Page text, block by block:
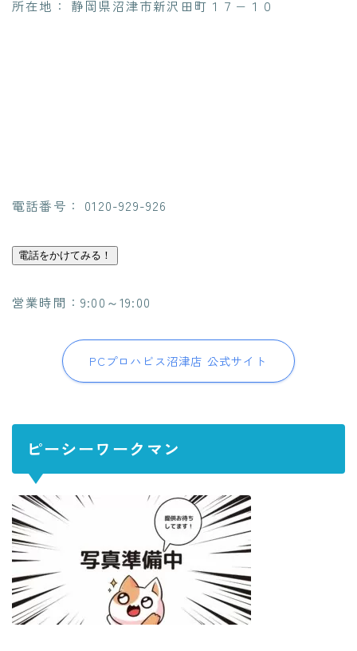
所在地： 静岡県沼津市新沢田町１７−１０
電話番号： 0120-929-926
電話をかけてみる！
営業時間：9:00～19:00
PCプロハビス沼津店 公式サイト
ピーシーワークマン